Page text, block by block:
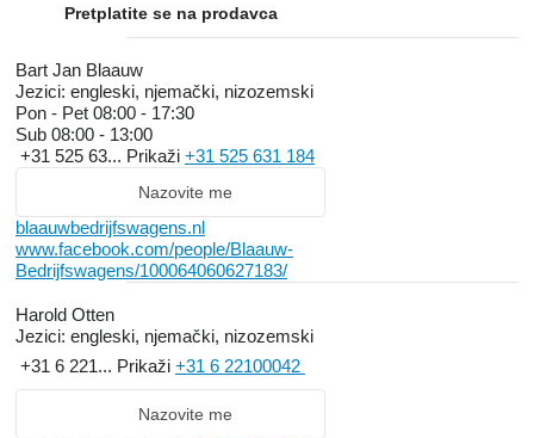
Pretplatite se na prodavca
Bart Jan Blaauw
Jezici: engleski, njemački, nizozemski
Pon - Pet 08:00 - 17:30
Sub 08:00 - 13:00
+31 525 63... Prikaži +31 525 631 184
Nazovite me
blaauwbedrijfswagens.nl
www.facebook.com/people/Blaauw-
Bedrijfswagens/100064060627183/
Harold Otten
Jezici: engleski, njemački, nizozemski
+31 6 221... Prikaži +31 6 22100042
Nazovite me